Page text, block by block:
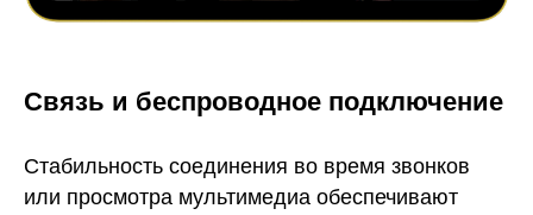
Связь и беспроводное подключение
Стабильность соединения во время звонков
или просмотра мультимедиа обеспечивают